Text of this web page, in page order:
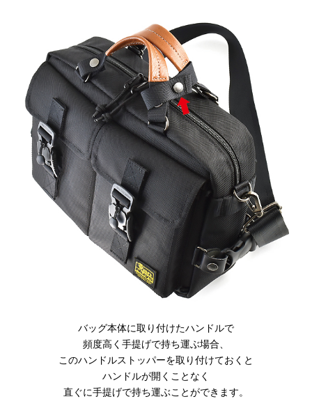
iPhone17 Pro Max／iPhone17 Pro／iPhone17
iPhone16 Pro Max／iPhone15 Pro Max／iPhone14 Pro Max
iPhone16 Pro／iPhone15 Pro／iPhone14 Pro／iPhone16／
iPhone15
Galaxy
XPERIA
Other
PC／タブレットケース
iPad
MacBook
デジカメケース
SONY
Canon
OLYMPUS
Panasonic
RICOH
Other
バッグ本体に取り付けたハンドルで
頻度高く手提げで持ち運ぶ場合、
このハンドルストッパーを取り付けておくと
ハンドルが開くことなく
直ぐに手提げで持ち運ぶことができます。